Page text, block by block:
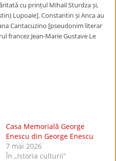
cu prințul Mihail Sturdza și,
Lupoaie]. Constantin și Anca au
Cantacuzino [pseudonim literar
francez Jean-Marie Gustave Le
Casa Memorială George
Enescu din George Enescu
7 mai 2026
În „Istoria culturii”